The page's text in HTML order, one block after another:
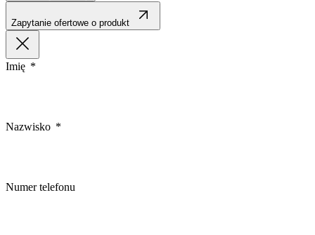
Zapytanie ofertowe o produkt
Imię
Nazwisko
Numer telefonu